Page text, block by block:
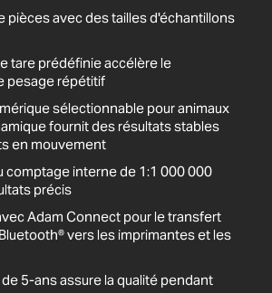
pièces avec des tailles d'échantillons
tare prédéfinie accélère le
pesage répétitif
sélectionnable pour animaux
fournit des résultats stables
en mouvement
comptage interne de 1:1 000 000
précis
Adam Connect pour le transfert
vers les imprimantes et les
5-ans assure la qualité pendant